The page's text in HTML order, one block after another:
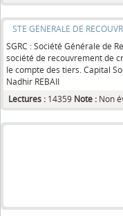
STE GENERALE DE
SGRC : Société Générale de
société de recouvrement de
le compte des tiers. Capital
Nadhir REBAII
Lectures : 14359 Note : Non